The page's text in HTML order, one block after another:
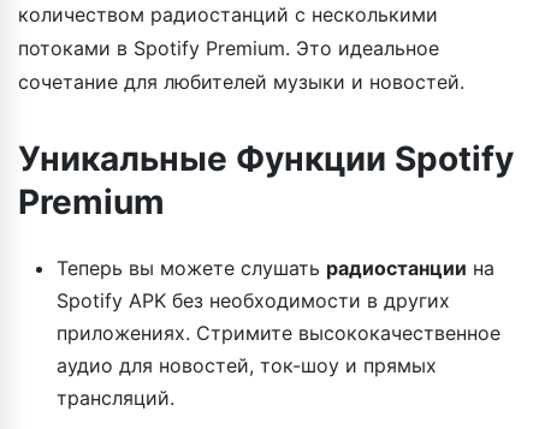
количеством радиостанций с несколькими
потоками в Spotify Premium. Это идеальное
сочетание для любителей музыки и новостей.
Уникальные Функции Spotify
Premium
Теперь вы можете слушать радиостанции на
Spotify APK без необходимости в других
приложениях. Стримите высококачественное
аудио для новостей, ток-шоу и прямых
трансляций.